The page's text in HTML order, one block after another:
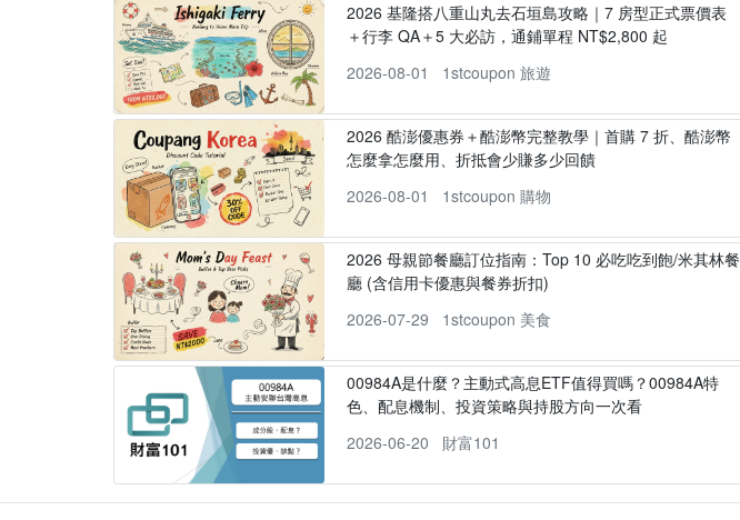
2026 基隆搭八重山丸去石垣島攻略｜7 房型正式票價表
＋行李 QA＋5 大必訪，通鋪單程 NT$2,800 起
2026-08-01
1stcoupon 旅遊
2026 酷澎優惠券＋酷澎幣完整教學｜首購 7 折、酷澎幣
怎麼拿怎麼用、折抵會少賺多少回饋
2026-08-01
1stcoupon 購物
2026 母親節餐廳訂位指南：Top 10 必吃吃到飽/米其林餐
廳 (含信用卡優惠與餐券折扣)
2026-07-29
1stcoupon 美食
00984A是什麼？主動式高息ETF值得買嗎？00984A特
色、配息機制、投資策略與持股方向一次看
2026-06-20
財富101